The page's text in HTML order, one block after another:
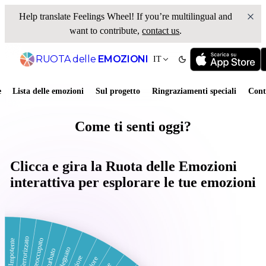
Help translateFeelings Wheel! If you’re multilingual and
want to contribute,contact us.
RUOTAdelle EMOZIONI IT
Lista delle emozioni Sul progetto Ringraziamenti speciali
Come ti senti oggi?
Clicca e gira la Ruota delle Emozioni
interattiva per esplorare le tue emozioni
ImpotenteTerrorizzatoPreoccupatoturbato